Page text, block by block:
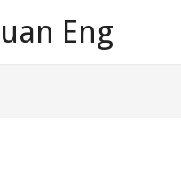
Eng